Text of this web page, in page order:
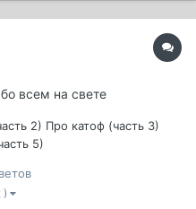
всем на свете
2) Про катоф (часть 3)
5)
)